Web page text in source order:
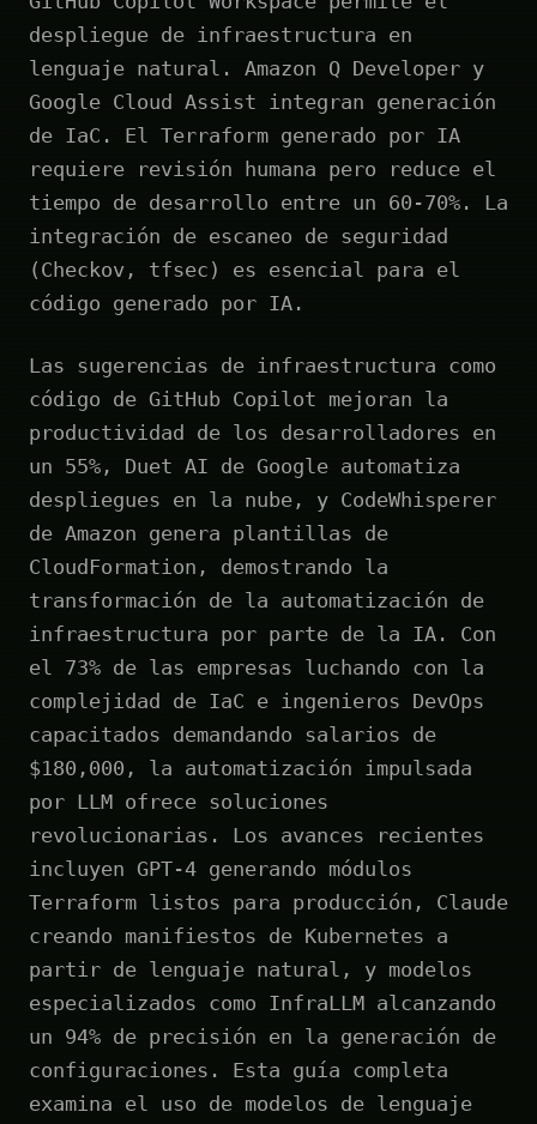
despliegue de infraestructura en
lenguaje natural. Amazon Q Developer y
Google Cloud Assist integran generación
de IaC. El Terraform generado por IA
requiere revisión humana pero reduce el
tiempo de desarrollo entre un 60-70%. La
integración de escaneo de seguridad
(Checkov, tfsec) es esencial para el
código generado por IA.
Las sugerencias de infraestructura como
código de GitHub Copilot mejoran la
productividad de los desarrolladores en
un 55%, Duet AI de Google automatiza
despliegues en la nube, y CodeWhisperer
de Amazon genera plantillas de
CloudFormation, demostrando la
transformación de la automatización de
infraestructura por parte de la IA. Con
el 73% de las empresas luchando con la
complejidad de IaC e ingenieros DevOps
capacitados demandando salarios de
$180,000, la automatización impulsada
por LLM ofrece soluciones
revolucionarias. Los avances recientes
incluyen GPT-4 generando módulos
Terraform listos para producción, Claude
creando manifiestos de Kubernetes a
partir de lenguaje natural, y modelos
especializados como InfraLLM alcanzando
un 94% de precisión en la generación de
configuraciones. Esta guía completa
examina el uso de modelos de lenguaje